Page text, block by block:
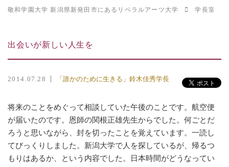
敬和学園大学 新潟県新発田市にあるリベラルアーツ大学 学長室だ
出会いが新しい人生を
2014.07.28 「誰かのために生きる」鈴木佳秀学長
将来のことをめぐって相談していた午後のことです。航空便
が届いたのです。恩師の関根正雄先生からでした。何ごとだ
ろうと思いながら、封を切ったことを覚えています。一読し
てびっくりしました。新潟大学で人を探しているが、帰るつ
もりはあるか、という内容でした。日本時間がどうなってい